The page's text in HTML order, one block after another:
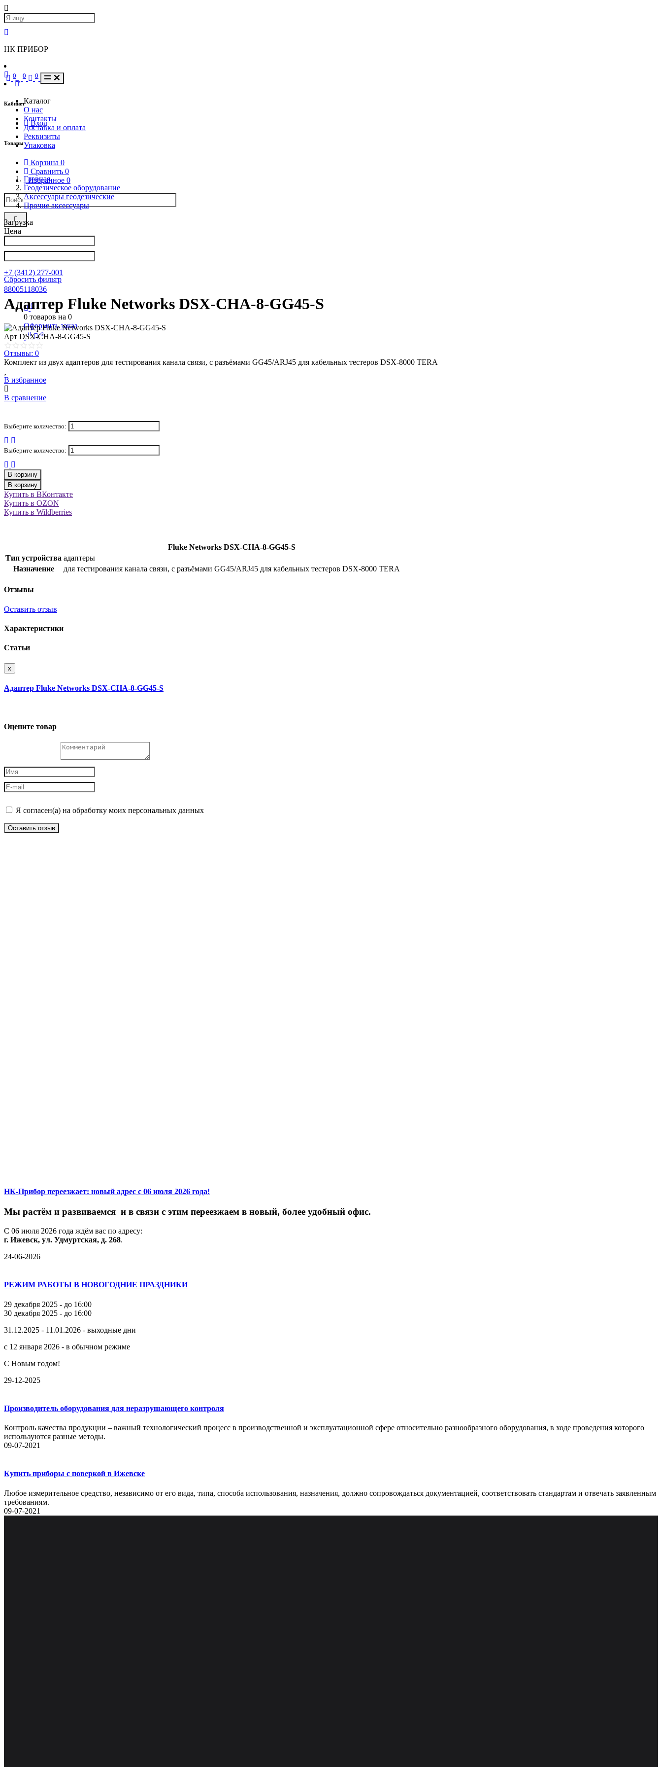
НК ПРИБОР
Кабинет
Вход
Товары
Корзина 0
Сравнить 0
Избранное 0
Написать в Телеграм
+7 (3412) 277-001
88005118036
0
0 товаров на 0
Оформить заказ
0 0
0 0 0
Каталог
О нас
Контакты
Доставка и оплата
Реквизиты
Упаковка
Главная
Геодезическое оборудование
Аксессуары геодезические
Прочие аксессуары
Загрузка
Цена
Сбросить фильтр
Адаптер Fluke Networks DSX-CHA-8-GG45-S
Арт DSX-CHA-8-GG45-S
Отзывы: 0
Комплект из двух адаптеров для тестирования канала связи, с разъёмами GG45/ARJ45 для кабельных тестеров DSX-8000 TERA
В избранное
В сравнение
Выберите количество:
Выберите количество:
В корзину
В корзину
Купить в ВКонтакте
Купить в OZON
Купить в Wildberries
Fluke Networks DSX-CHA-8-GG45-S
Тип устройства адаптеры
Назначение
для тестирования канала связи, с разъёмами GG45/ARJ45 для кабельных тестеров DSX-8000 TERA
Отзывы
Оставить отзыв
Характеристики
Статьи
x
Адаптер Fluke Networks DSX-CHA-8-GG45-S
Оцените товар
Я согласен(а) на обработку моих персональных данных
Оставить отзыв
НК-Прибор переезжает: новый адрес с 06 июля 2026 года!
Мы растём и развиваемся и в связи с этим переезжаем в новый, более удобный офис.
С 06 июля 2026 года ждём вас по адресу:
г. Ижевск, ул. Удмуртская, д. 268.
24-06-2026
РЕЖИМ РАБОТЫ В НОВОГОДНИЕ ПРАЗДНИКИ
29 декабря 2025 - до 16:00
30 декабря 2025 - до 16:00
31.12.2025 - 11.01.2026 - выходные дни
с 12 января 2026 - в обычном режиме
С Новым годом!
29-12-2025
Производитель оборудования для неразрушающего контроля
Контроль качества продукции – важный технологический процесс в производственной и эксплуатационной сфере относительно разнообразного оборудования, в ходе проведения которого
используются разные методы.
09-07-2021
Купить приборы с поверкой в Ижевске
Любое измерительное средство, независимо от его вида, типа, способа использования, назначения, должно сопровождаться документацией, соответствовать стандартам и отвечать заявленным
требованиям.
09-07-2021